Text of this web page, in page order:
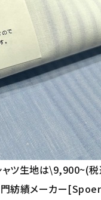
ツ生地は\9,900~(税
紡績メーカー